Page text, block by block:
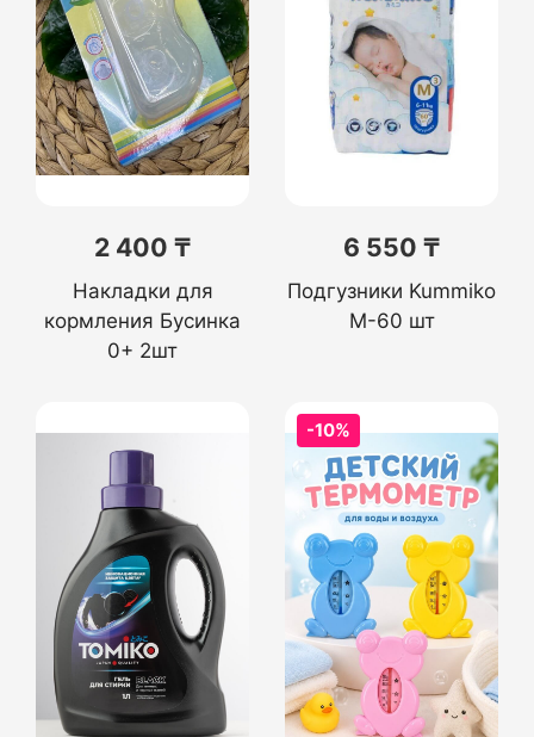
2 400 ₸
Накладки для
кормления Бусинка
0+ 2шт
6 550 ₸
Подгузники Kummiko
M-60 шт
-10%